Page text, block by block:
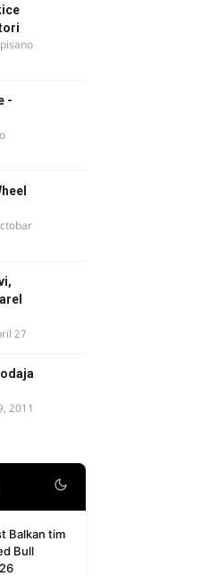
-
27
2011
Balkan tim
Bull